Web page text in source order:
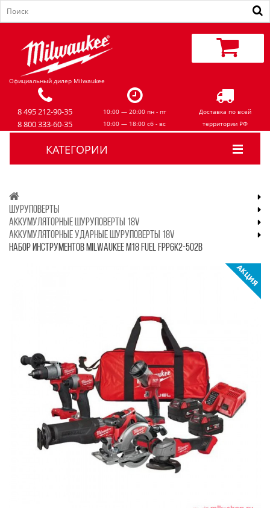
Официальный дилер Milwaukee
8 495 212-90-35
8 800 333-60-35
10:00 — 20:00 пн - пт
10:00 — 18:00 сб - вс
Доставка по всей
территории РФ
КАТЕГОРИИ
ШУРУПОВЕРТЫ
АККУМУЛЯТОРНЫЕ ШУРУПОВЕРТЫ 18V
АККУМУЛЯТОРНЫЕ УДАРНЫЕ ШУРУПОВЕРТЫ 18V
НАБОР ИНСТРУМЕНТОВ MILWAUKEE M18 FUEL FPP6K2-502B